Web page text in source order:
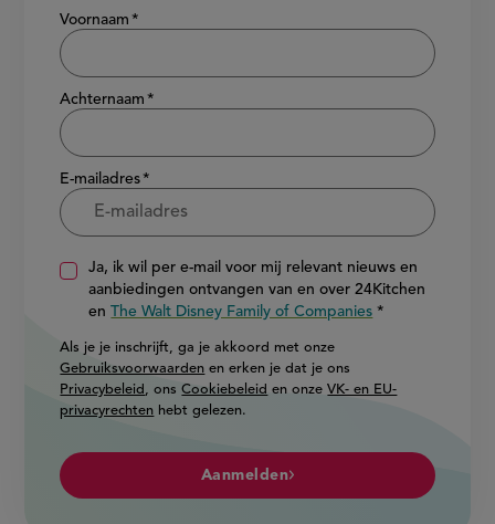
Show/hide
Voornaam
Achternaam
E-mailadres
Ja, ik wil per e-mail voor mij relevant nieuws en
aanbiedingen ontvangen van en over 24Kitchen
enThe Walt Disney Family of Companies
Als je je inschrijft, ga je akkoord met onze
Gebruiksvoorwaarden en erken je dat je ons
Privacybeleid , onsCookiebeleid en onzeVK- en EU-
privacyrechten hebt gelezen.
Aanmelden